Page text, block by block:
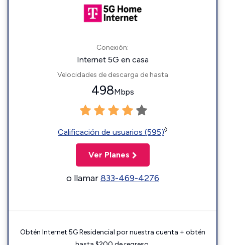
Conexión:
Internet 5G en casa
Velocidades de descarga de hasta
498Mbps
Calificación de usuarios (595)◊
Ver Planes
o llamar833-469-4276
Obtén Internet 5G Residencial por nuestra cuenta + obtén